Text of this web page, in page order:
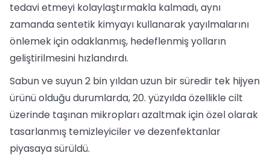
tedavi etmeyi kolaylaştırmakla kalmadı, aynı
zamanda sentetik kimyayı kullanarak yayılmalarını
önlemek için odaklanmış, hedeflenmiş yolların
geliştirilmesini hızlandırdı.
Sabun ve suyun 2 bin yıldan uzun bir süredir tek hijyen
ürünü olduğu durumlarda, 20. yüzyılda özellikle cilt
üzerinde taşınan mikropları azaltmak için özel olarak
tasarlanmış temizleyiciler ve dezenfektanlar
piyasaya sürüldü.